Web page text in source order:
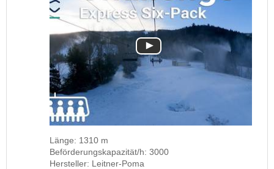
Länge: 1310 m
Beförderungskapazität/h: 3000
Hersteller: Leitner-Poma